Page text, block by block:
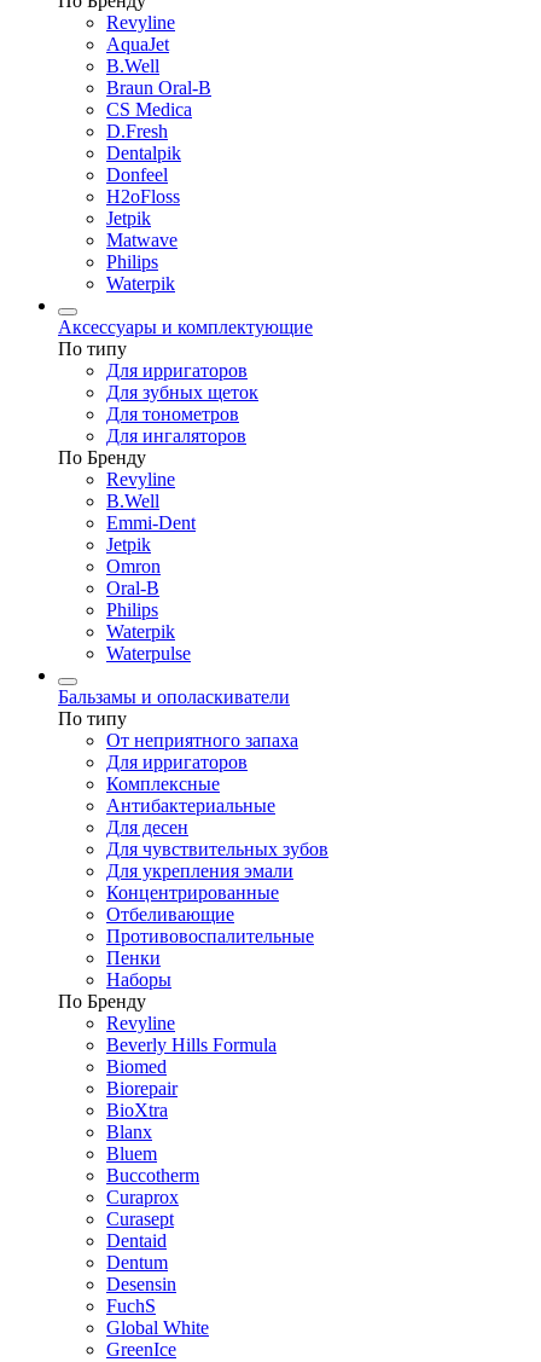
Revyline
AquaJet
B.Well
Braun Oral-B
CS Medica
D.Fresh
Dentalpik
Donfeel
H2oFloss
Jetpik
Matwave
Philips
Waterpik
Аксессуары и комплектующие
По типу
Для ирригаторов
Для зубных щеток
Для тонометров
Для ингаляторов
По Бренду
Revyline
B.Well
Emmi-Dent
Jetpik
Omron
Oral-B
Philips
Waterpik
Waterpulse
Бальзамы и ополаскиватели
По типу
От неприятного запаха
Для ирригаторов
Комплексные
Антибактериальные
Для десен
Для чувствительных зубов
Для укрепления эмали
Концентрированные
Отбеливающие
Противовоспалительные
Пенки
Наборы
По Бренду
Revyline
Beverly Hills Formula
Biomed
Biorepair
BioXtra
Blanx
Bluem
Buccotherm
Curaprox
Curasept
Dentaid
Dentum
Desensin
FuchS
Global White
GreenIce